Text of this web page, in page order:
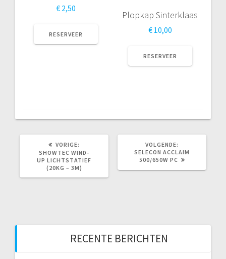
€ 2,50
RESERVEER
Plopkap Sinterklaas
€10,00
RESERVEER
VORIGE:
BERICHT:
SHOWTEC WIND-
UP LICHTSTATIEF
(20KG – 3M)
VOLGENDE:
BERICHT:
SELECON ACCLAIM
500/650W PC
RECENTE BERICHTEN